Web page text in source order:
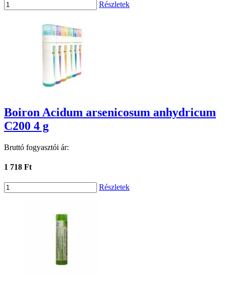
Részletek
Boiron Acidum arsenicosum anhydricum
C200 4 g
Bruttó fogyasztói ár:
1 718 Ft
Részletek